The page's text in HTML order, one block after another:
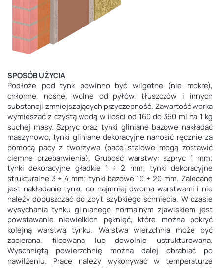
SPOSÓB UŻYCIA
Podłoże pod tynk powinno być wilgotne (nie mokre),
chłonne, nośne, wolne od pyłów, tłuszczów i innych
substancji zmniejszających przyczepność. Zawartość worka
wymieszać z czystą wodą w ilości od 160 do 350 ml na 1 kg
suchej masy. Szpryc oraz tynki gliniane bazowe nakładać
maszynowo, tynki gliniane dekoracyjne nanosić ręcznie za
pomocą pacy z tworzywa (pace stalowe mogą zostawić
ciemne przebarwienia). Grubość warstwy: szpryc 1 mm;
tynki dekoracyjne gładkie 1 ÷ 2 mm; tynki dekoracyjne
strukturalne 3 ÷ 4 mm; tynki bazowe 10 ÷ 20 mm. Zalecane
jest nakładanie tynku co najmniej dwoma warstwami i nie
należy dopuszczać do zbyt szybkiego schnięcia. W czasie
wysychania tynku glinianego normalnym zjawiskiem jest
powstawanie niewielkich pęknięć, które można pokryć
kolejną warstwą tynku. Warstwa wierzchnia może być
zacierana, filcowana lub dowolnie ustrukturowana.
Wyschniętą powierzchnię można dalej obrabiać po
nawilżeniu. Prace należy wykonywać w temperaturze